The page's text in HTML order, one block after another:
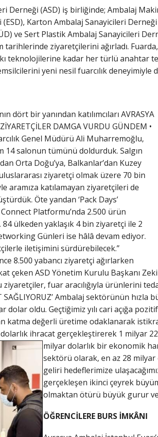
Derneği (ASD) iş birliğinde; Ambalaj
Karton Ambalaj Sanayicileri
ve Sert Plastik Ambalaj Sanayicileri
tarihlerinde ziyaretçilerini ağırladı.
teknolojilerine kadar her türlü anahtar
yeni nesil fuarcılık deneyimiyle
dört bir yanından katılımcıları AVRASYA
DAMGA VURDU GÜNDEM •
Genel Müdürü Ali Muharremoğlu,
14 salonun tümünü doldurduk. Salgın
Orta Doğu’ya, Balkanlar’dan Kuzey
ziyaretçi olmak üzere 70 bin
aramıza katılamayan ziyaretçileri de
Öte yandan ‘Pack Days’
Platformu’nda 2.500 ürün
ülkeden yaklaşık 4 bin ziyaretçi ile 2
Günleri ise hâlâ devam ediyor.
iletişimini sürdürebilecek.”
8.500 yabancı ziyaretçi ağırlarken
çeken ASD Yönetim Kurulu Başkanı Zeki
fuar aracılığıyla ürünlerini
SAĞLIYORUZ’ Ambalaj sektörünün
oldu. Geçtiğimiz yılı cari açığa
katma değerli üretime odaklanarak
dolarlık ihracat gerçekleştirerek 1 milyar
milyar dolarlık bir ekonomik
sektörü olarak, en az 28
geliri hedeflerimize
gerçekleşen ikinci çeyrek
olmaktan ötürü büyük gurur
ÖĞRENCİLERE BURS İMKÂNI